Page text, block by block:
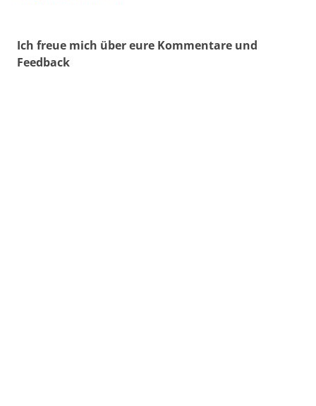
Ich freue mich über eure Kommentare und
Feedback